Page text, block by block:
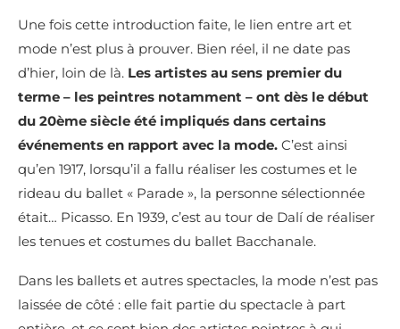
Une fois cette introduction faite, le lien entre art et
mode n’est plus à prouver. Bien réel, il ne date pas
d’hier, loin de là. Les artistes au sens premier du
terme – les peintres notamment – ont dès le début
du 20ème siècle été impliqués dans certains
événements en rapport avec la mode. C’est ainsi
qu’en 1917, lorsqu’il a fallu réaliser les costumes et le
rideau du ballet « Parade », la personne sélectionnée
était… Picasso. En 1939, c’est au tour de Dalí de réaliser
les tenues et costumes du ballet Bacchanale.
Dans les ballets et autres spectacles, la mode n’est pas
laissée de côté : elle fait partie du spectacle à part